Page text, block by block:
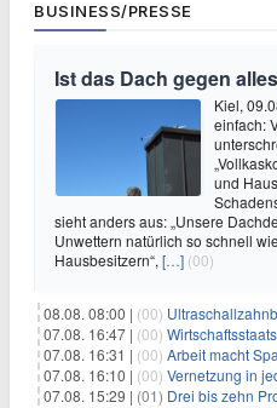
BUSINESS/PRESSE
Ist das Dach gegen
Kiel,
einfach:
und
sieht anders aus: „Unsere
Unwettern natürlich so schnell
Hausbesitzern“,[…] (00)
08.08. 08:00 | (00) Ultraschallzahnbürste für
07.08. 16:47 | (00) Wirtschaftsstaatssekretär
07.08. 16:31 | (00) Arbeit macht
07.08. 16:10 | (00) Vernetzung in jeder
07.08. 15:29 | (01) Drei bis zehn Prozent,